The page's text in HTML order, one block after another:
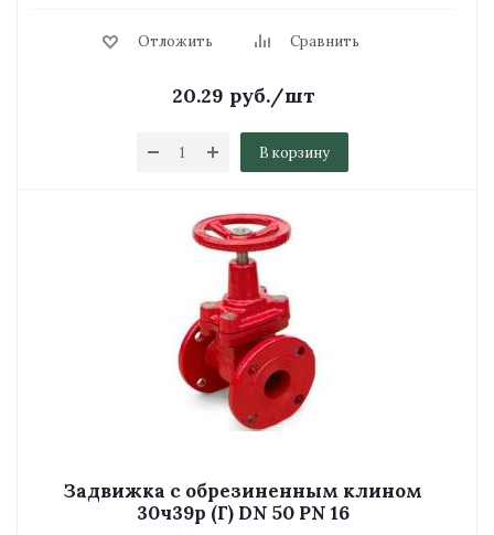
Отложить Сравнить
20.29 руб./шт
В корзину
Задвижка с обрезиненным клином
30ч39р (Г) DN 50 PN 16